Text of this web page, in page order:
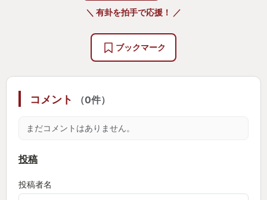
＼ 有卦を拍手で応援！ ／
ブックマーク
コメント （0件）
まだコメントはありません。
投稿
投稿者名